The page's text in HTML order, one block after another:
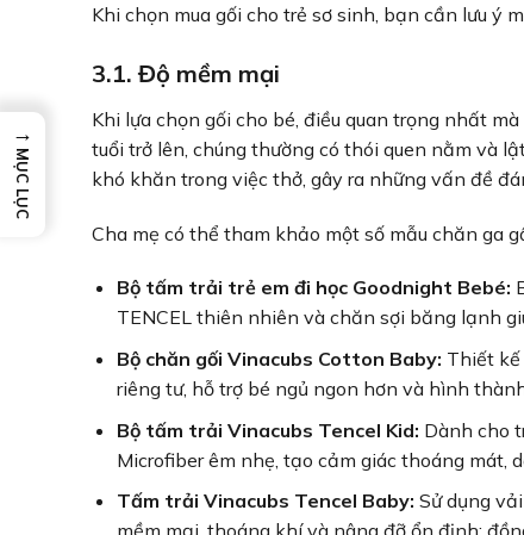
Khi chọn mua gối cho trẻ sơ sinh, bạn cần lưu ý
3.1. Độ mềm mại
Khi lựa chọn gối cho bé, điều quan trọng nhất
tuổi trở lên, chúng thường có thói quen nằm và
khó khăn trong việc thở, gây ra những vấn đề
Cha mẹ có thể tham khảo một số mẫu chăn ga
Bộ tấm trải trẻ em đi học Goodnight Bebé:
TENCEL thiên nhiên và chăn sợi băng lạnh
Bộ chăn gối Vinacubs Cotton Baby: Thiết
riêng tư, hỗ trợ bé ngủ ngon hơn và hình
Bộ tấm trải Vinacubs Tencel Kid: Dành cho
Microfiber êm nhẹ, tạo cảm giác thoáng mát,
Tấm trải Vinacubs Tencel Baby: Sử dụng
→
MỤC LỤC